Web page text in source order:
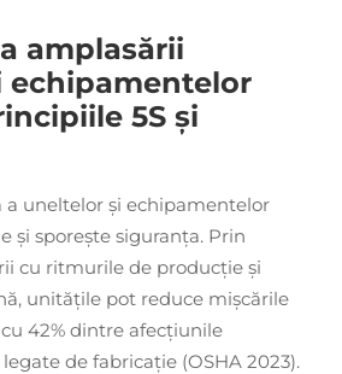
amplasării
echipamentelor
5S și
a uneltelor și echipamentelor
și sporește siguranța. Prin
cu ritmurile de producție și
unitățile pot reduce mișcările
42% dintre afecțiunile
de fabricație (OSHA 2023).